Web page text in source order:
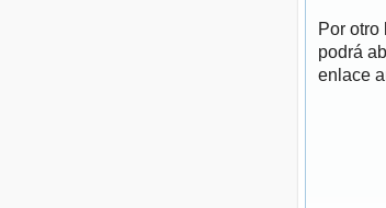
Por
podrá
enlace